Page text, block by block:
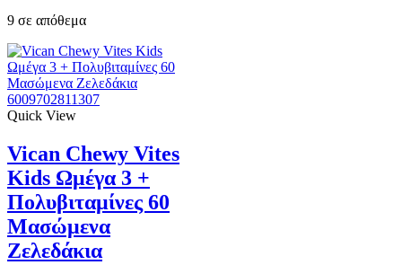
9 σε απόθεμα
6009702811307
Quick View
Vican Chewy Vites
Kids Ωμέγα 3 +
Πολυβιταμίνες 60
Μασώμενα
Ζελεδάκια